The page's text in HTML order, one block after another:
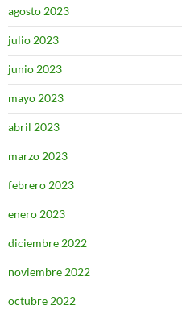
agosto 2023
julio 2023
junio 2023
mayo 2023
abril 2023
marzo 2023
febrero 2023
enero 2023
diciembre 2022
noviembre 2022
octubre 2022